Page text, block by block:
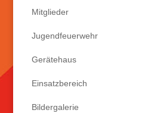
Mitglieder
Jugendfeuerwehr
Gerätehaus
Einsatzbereich
Bildergalerie